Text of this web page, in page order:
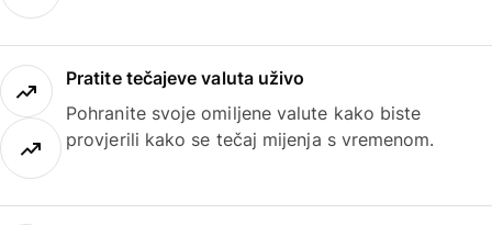
Pratite tečajeve valuta uživo
Pohranite svoje omiljene valute kako biste
provjerili kako se tečaj mijenja s vremenom.